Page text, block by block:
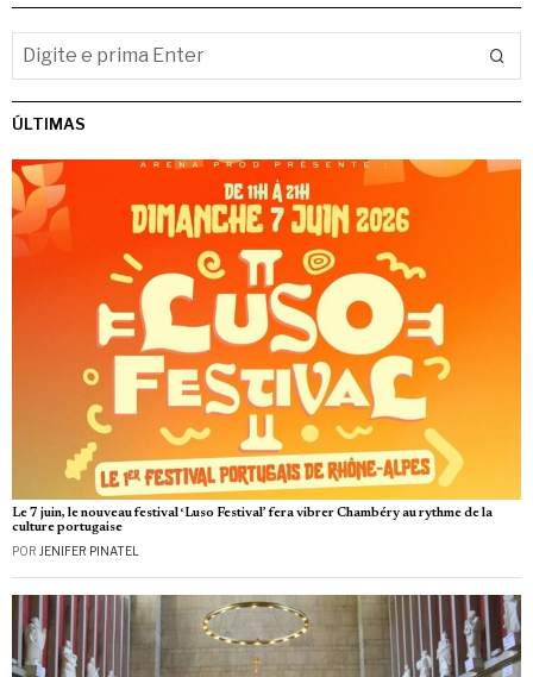
ÚLTIMAS
Le 7 juin, le nouveau festival ‘Luso Festival’ fera vibrer Chambéry au rythme de la
culture portugaise
POR JENIFER PINATEL